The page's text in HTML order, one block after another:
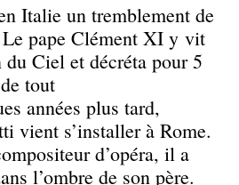
Italie un tremblement de
Le pape Clément XI y vit
Ciel et décréta pour 5
tout
années plus tard,
vient s’installer à Rome.
d’opéra, il a
l’ombre de son père.